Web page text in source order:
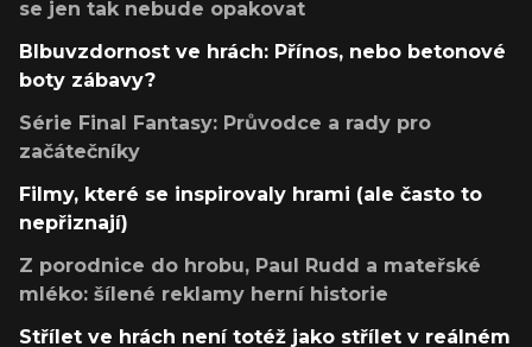
se jen tak nebude opakovat
Blbuvzdornost ve hrách: Přínos, nebo betonové
boty zábavy?
Série Final Fantasy: Průvodce a rady pro
začátečníky
Filmy, které se inspirovaly hrami (ale často to
nepřiznají)
Z porodnice do hrobu, Paul Rudd a mateřské
mléko: šílené reklamy herní historie
Střílet ve hrách není totéž jako střílet v reálném